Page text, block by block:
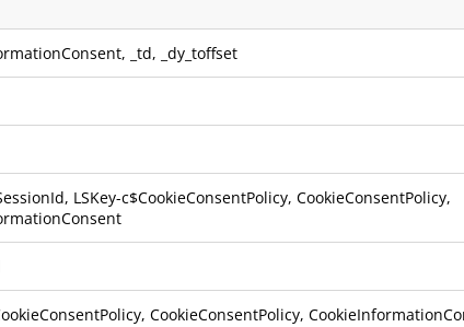
, _td, _dy_toffset
LSKey-c$CookieConsentPolicy, CookieConsentPolicy,
CookieConsentPolicy,